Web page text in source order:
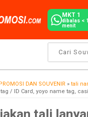
MKT 1
dibalas < 1
menit
DAN SOUVENIR » tali
/ ID Card, yoyo name tag,
tali